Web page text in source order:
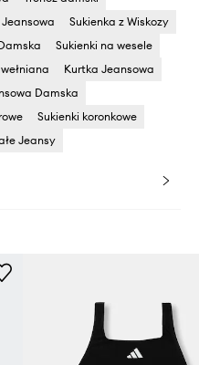
Sukienka z Wiskozy
Sukienki na wesele
Kurtka Jeansowa
Damska
Sukienki koronkowe
Jeansy